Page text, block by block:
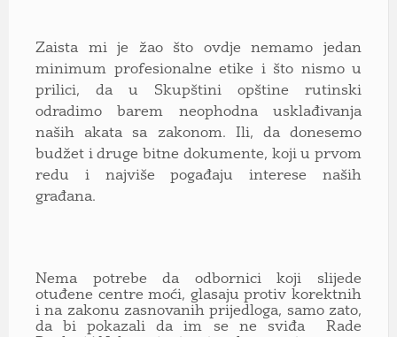
Zaista mi je žao što ovdje nemamo jedan
minimum profesionalne etike i što nismo u
prilici, da u Skupštini opštine rutinski
odradimo barem neophodna usklađivanja
naših akata sa zakonom. Ili, da donesemo
budžet i druge bitne dokumente, koji u prvom
redu i najviše pogađaju interese naših
građana.
Nema potrebe da odbornici koji slijede
otuđene centre moći, glasaju protiv korektnih
i na zakonu zasnovanih prijedloga, samo zato,
da bi pokazali da im se ne sviđa Rade